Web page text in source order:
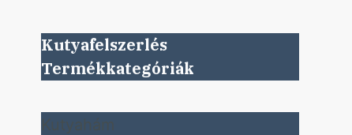
Kutyafelszerlés
Termékkategóriák
Kutyahám